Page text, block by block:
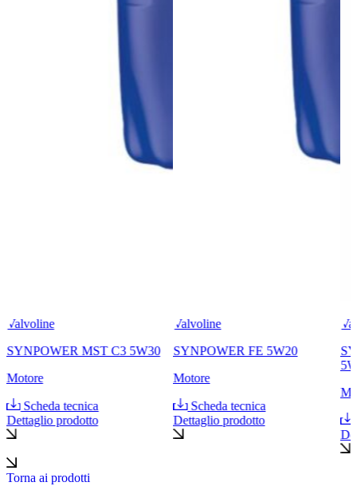
Valvoline
SYNPOWER MST C3 5W30
Motore
Scheda tecnica
Dettaglio prodotto
Valvoline
SYNPOWER FE 5W20
Motore
Scheda tecnica
Dettaglio prodotto
Torna ai prodotti